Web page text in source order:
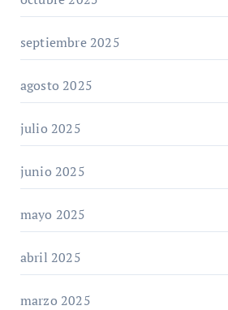
septiembre 2025
agosto 2025
julio 2025
junio 2025
mayo 2025
abril 2025
marzo 2025